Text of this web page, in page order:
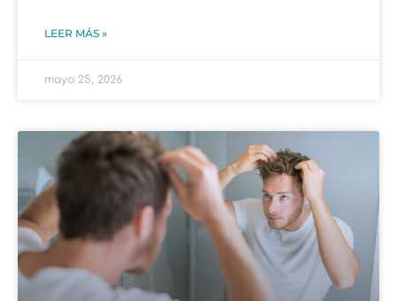
LEER MÁS »
mayo 25, 2026